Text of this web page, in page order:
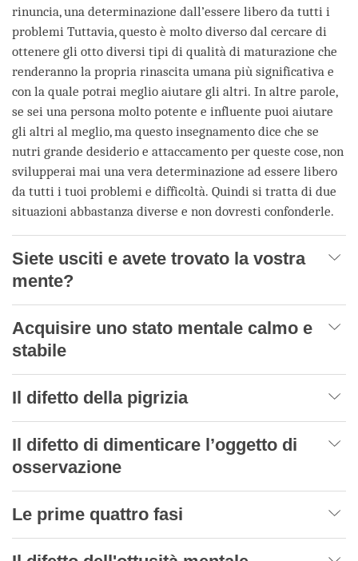
rinuncia, una determinazione dall’essere libero da tutti i
problemi Tuttavia, questo è molto diverso dal cercare di
ottenere gli otto diversi tipi di qualità di maturazione che
renderanno la propria rinascita umana più significativa e
con la quale potrai meglio aiutare gli altri. In altre parole,
se sei una persona molto potente e influente puoi aiutare
gli altri al meglio, ma questo insegnamento dice che se
nutri grande desiderio e attaccamento per queste cose, non
svilupperai mai una vera determinazione ad essere libero
da tutti i tuoi problemi e difficoltà. Quindi si tratta di due
situazioni abbastanza diverse e non dovresti confonderle.
Siete usciti e avete trovato la vostra
mente?
Acquisire uno stato mentale calmo e
stabile
Il difetto della pigrizia
Il difetto di dimenticare l’oggetto di
osservazione
Le prime quattro fasi